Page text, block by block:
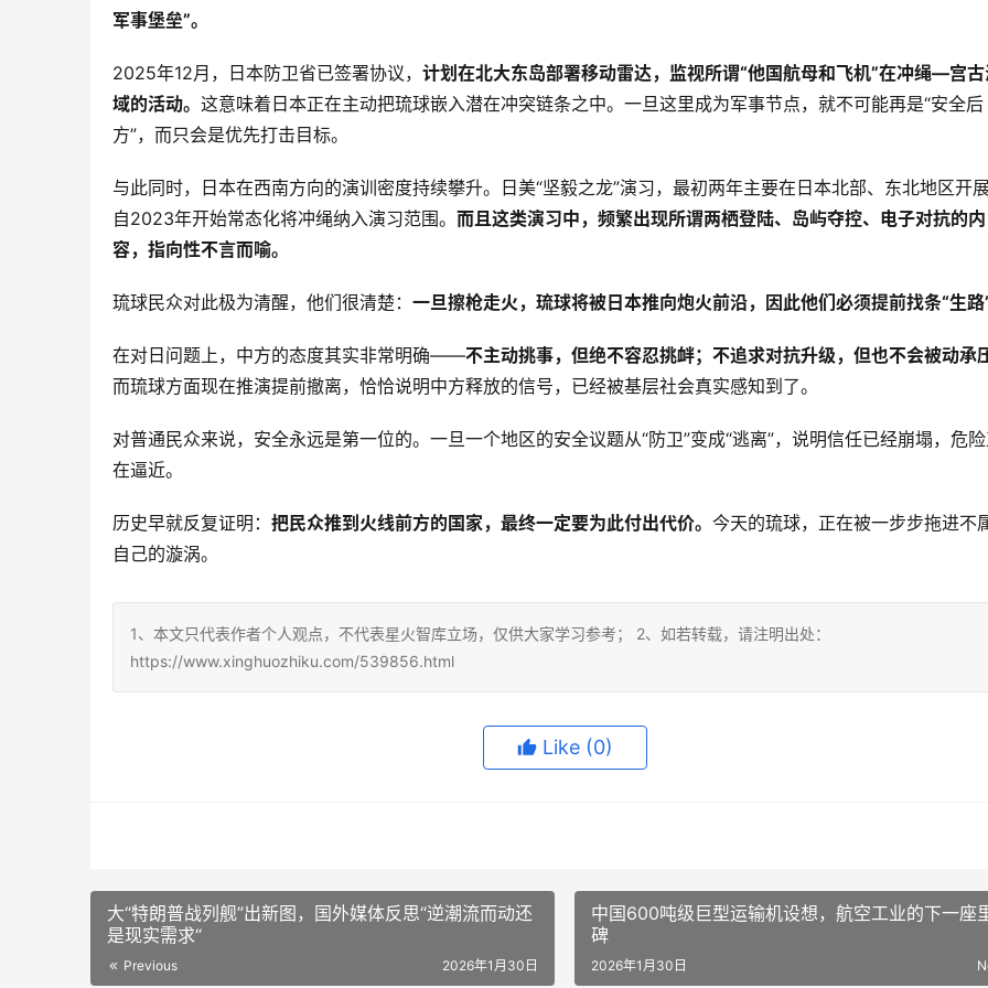
军事堡垒”。
2025年12月，日本防卫省已签署协议， 计划在北大东岛部署移动雷达，监视所谓“他国航母和飞机”在冲绳—宫
域的活动。 这意味着日本正在主动把琉球嵌入潜在冲突链条之中。一旦这里成为军事节点，就不可能再是“安全后
方”，而只会是优先打击目标。
与此同时，日本在西南方向的演训密度持续攀升。日美“坚毅之龙”演习，最初两年主要在日本北部、东北地区开展
自2023年开始常态化将冲绳纳入演习范围。 而且这类演习中，频繁出现所谓两栖登陆、岛屿夺控、电子对抗的内
容，指向性不言而喻。
琉球民众对此极为清醒，他们很清楚： 一旦擦枪走火，琉球将被日本推向炮火前沿，因此他们必须提前找条“生路”
在对日问题上，中方的态度其实非常明确——不主动挑事，但绝不容忍挑衅；不追求对抗升级，但也不会被动承
而琉球方面现在推演提前撤离，恰恰说明中方释放的信号，已经被基层社会真实感知到了。
对普通民众来说，安全永远是第一位的。一旦一个地区的安全议题从“防卫”变成“逃离”，说明信任已经崩塌，危
在逼近。
历史早就反复证明： 把民众推到火线前方的国家，最终一定要为此付出代价。 今天的琉球，正在被一步步拖进不
自己的漩涡。
1、本文只代表作者个人观点，不代表星火智库立场，仅供大家学习参考； 2、如若转载，请注明出处：
https://www.xinghuozhiku.com/539856.html
Like (0)
大“特朗普战列舰”出新图，国外媒体反思“逆潮流而动还
是现实需求“
Previous 2026年1月30日
中国600吨级巨型运输机设想，航空工业的下一座
碑
2026年1月30日